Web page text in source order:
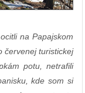
na Papajskom
červenej turistickej
potu, netrafili
kde som si